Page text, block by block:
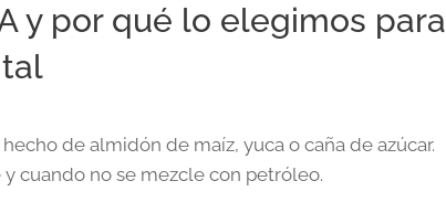
y por qué lo elegimos para
de almidón de maíz, yuca o caña de azúcar.
cuando no se mezcle con petróleo.